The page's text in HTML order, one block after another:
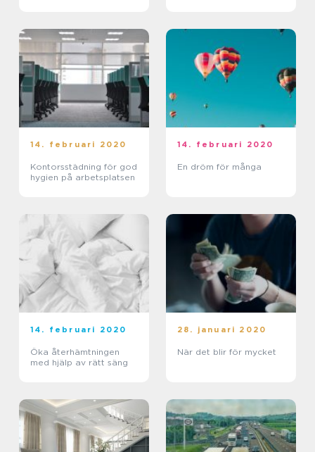
14. februari 2020
Kontorsstädning för god
hygien på arbetsplatsen
14. februari 2020
En dröm för många
14. februari 2020
Öka återhämtningen
med hjälp av rätt säng
28. januari 2020
När det blir för mycket